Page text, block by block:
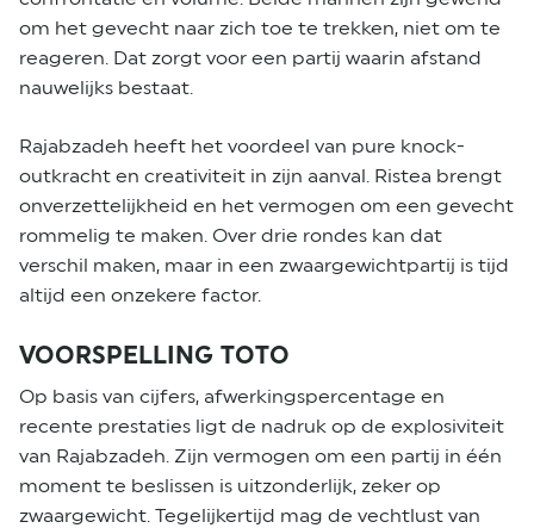
om het gevecht naar zich toe te trekken, niet om te
reageren. Dat zorgt voor een partij waarin afstand
nauwelijks bestaat.
Rajabzadeh heeft het voordeel van pure knock-
outkracht en creativiteit in zijn aanval. Ristea brengt
onverzettelijkheid en het vermogen om een gevecht
rommelig te maken. Over drie rondes kan dat
verschil maken, maar in een zwaargewichtpartij is tijd
altijd een onzekere factor.
VOORSPELLING TOTO
Op basis van cijfers, afwerkingspercentage en
recente prestaties ligt de nadruk op de explosiviteit
van Rajabzadeh. Zijn vermogen om een partij in één
moment te beslissen is uitzonderlijk, zeker op
zwaargewicht. Tegelijkertijd mag de vechtlust van